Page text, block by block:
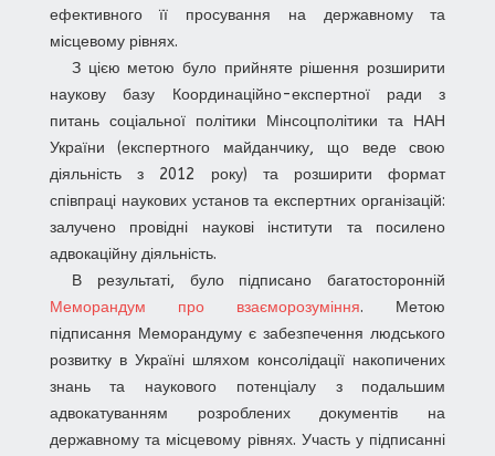
ефективного її просування на державному та
місцевому рівнях.
З цією метою було прийняте рішення розширити
наукову базу Координаційно-експертної ради з
питань соціальної політики Мінсоцполітики та НАН
України (експертного майданчику, що веде свою
діяльність з 2012 року) та розширити формат
співпраці наукових установ та експертних організацій:
залучено провідні наукові інститути та посилено
адвокаційну діяльність.
В результаті, було підписано багатосторонній
Меморандум про взаєморозуміння. Метою
підписання Меморандуму є забезпечення людського
розвитку в Україні шляхом консолідації накопичених
знань та наукового потенціалу з подальшим
адвокатуванням розроблених документів на
державному та місцевому рівнях. Участь у підписанні